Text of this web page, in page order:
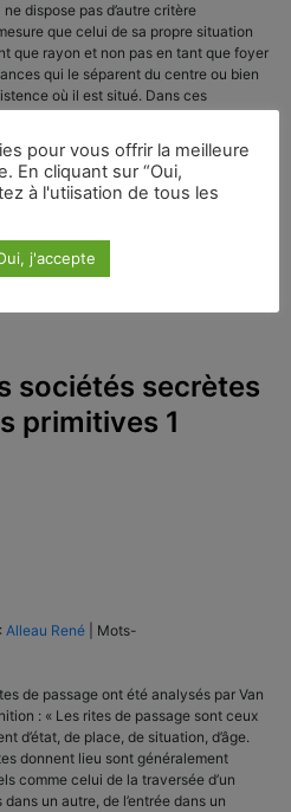
ne dispose pas d’autre critère
que celui de sa propre situation
que rayon et non pas en tant que foyer
qui le séparent du centre ou bien
où il est situé. Dans ces
sociétés secrètes
primitives 1
Alleau René
Mots-
de passage ont été analysés par Van
: « Les rites de passage sont ceux
d’état, de place, de situation, d’âge.
donnent lieu sont généralement
comme celui de la traver­sée d’un
dans un autre, de l’entrée dans un
pour vous offrir la meilleure
En cliquant sur “Oui,
à l'utiisation de tous les
j'accepte